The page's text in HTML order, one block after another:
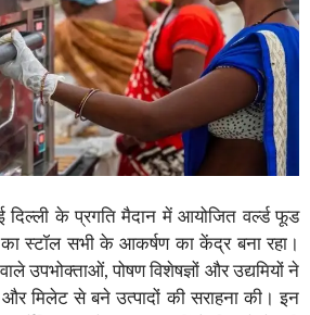
के प्रगति मैदान में आयोजित वर्ल्ड फूड
स्टॉल सभी के आकर्षण का केंद्र बना रहा।
उपभोक्ताओं, पोषण विशेषज्ञों और उद्यमियों ने
मिलेट से बने उत्पादों की सराहना की। इन